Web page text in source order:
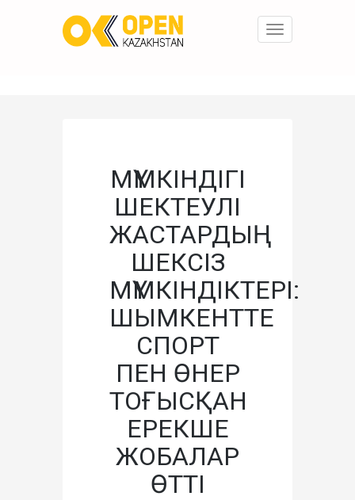
Toggle
МҮМКІНДІГІ
ШЕКТЕУЛІ
ЖАСТАРДЫҢ
ШЕКСІЗ
МҮМКІНДІКТЕРІ:
ШЫМКЕНТТЕ
СПОРТ
ПЕН ӨНЕР
ТОҒЫСҚАН
ЕРЕКШЕ
ЖОБАЛАР
ӨТТІ